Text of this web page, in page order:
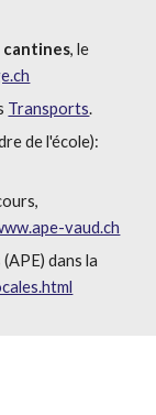
cantines, le
Transports.
de l'école):
vaud.ch
dans la